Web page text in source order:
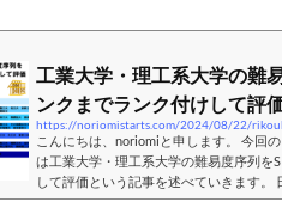
工業大学・理工系大学の難
ンクまでランク付けして評
https://noriomistarts.com/2024/08/22/
こんにちは、noriomiと申します。 今回
は工業大学・理工系大学の難易度序列を
して評価という記事を述べていきます。
大学という名称をはじめとした理工系の